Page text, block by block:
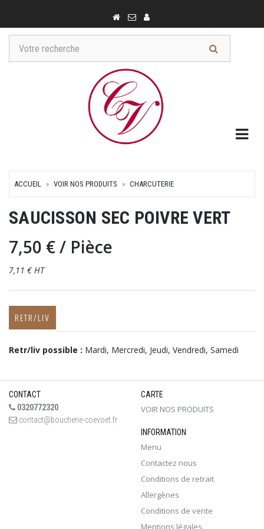
ACCUEIL VOIR NOS PRODUITS CHARCUTERIE
SAUCISSON SEC POIVRE VERT
7,50 €/ Pièce
7,11 € HT
RETR/LIV
Retr/liv possible : Mardi, Mercredi, Jeudi, Vendredi, Samedi
CONTACT
0320772320
contact@boucherie-coevoet.fr
CARTE
VOIR NOS PRODUITS
INFORMATION
Menu
Contactez nous
Conditions de retrait
Allergènes
Conditions de vente
Mentions légales